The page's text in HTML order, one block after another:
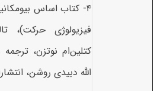
۴- کتاب اساس
فیزیولوژی
کتلین‌ام نوتزن،
الله دبیدی روشن،